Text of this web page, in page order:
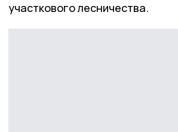
участкового лесничества.